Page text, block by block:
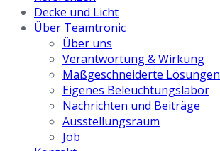
Decke und Licht
Über Teamtronic
Über uns
Verantwortung & Wirkung
Maßgeschneiderte Lösungen
Eigenes Beleuchtungslabor
Nachrichten und Beiträge
Ausstellungsraum
Job